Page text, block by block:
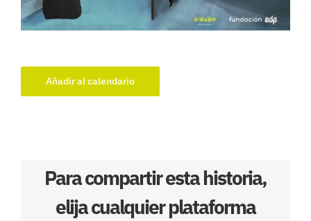
Añadir al calendario
Para compartir esta historia,
elija cualquier plataforma